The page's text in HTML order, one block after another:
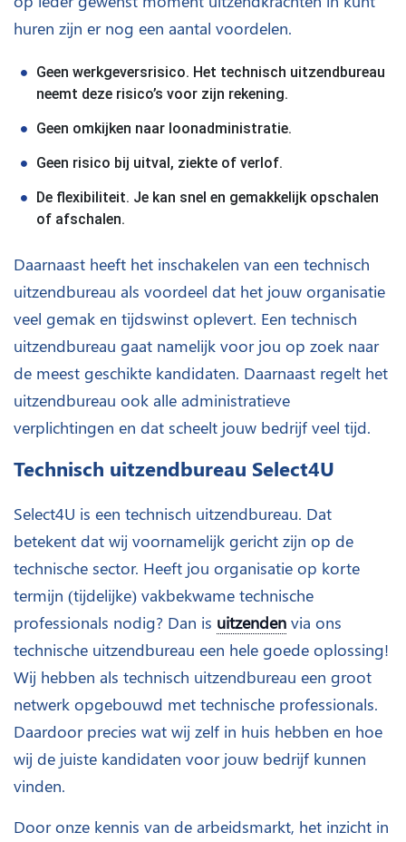
huren zijn er nog een aantal voordelen.
Geen werkgeversrisico. Het technisch uitzendbureau
neemt deze risico’s voor zijn rekening.
Geen omkijken naar loonadministratie.
Geen risico bij uitval, ziekte of verlof.
De flexibiliteit. Je kan snel en gemakkelijk opschalen
of afschalen.
Daarnaast heeft het inschakelen van een technisch
uitzendbureau als voordeel dat het jouw organisatie
veel gemak en tijdswinst oplevert. Een technisch
uitzendbureau gaat namelijk voor jou op zoek naar
de meest geschikte kandidaten. Daarnaast regelt het
uitzendbureau ook alle administratieve
verplichtingen en dat scheelt jouw bedrijf veel tijd.
Technisch uitzendbureau Select4U
Select4U is een technisch uitzendbureau. Dat
betekent dat wij voornamelijk gericht zijn op de
technische sector. Heeft jou organisatie op korte
termijn (tijdelijke) vakbekwame technische
professionals nodig? Dan is uitzenden via ons
technische uitzendbureau een hele goede oplossing!
Wij hebben als technisch uitzendbureau een groot
netwerk opgebouwd met technische professionals.
Daardoor precies wat wij zelf in huis hebben en hoe
wij de juiste kandidaten voor jouw bedrijf kunnen
vinden.
Door onze kennis van de arbeidsmarkt, het inzicht in